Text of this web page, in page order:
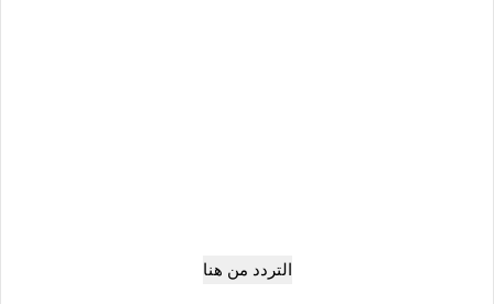
التردد من هنا